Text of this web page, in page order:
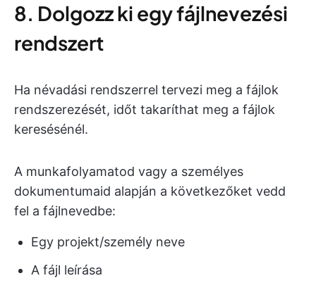
8. Dolgozz ki egy fájlnevezési
rendszert
Ha névadási rendszerrel tervezi meg a fájlok
rendszerezését, időt takaríthat meg a fájlok
keresésénél.
A munkafolyamatod vagy a személyes
dokumentumaid alapján a következőket vedd
fel a fájlnevedbe:
Egy projekt/személy neve
A fájl leírása